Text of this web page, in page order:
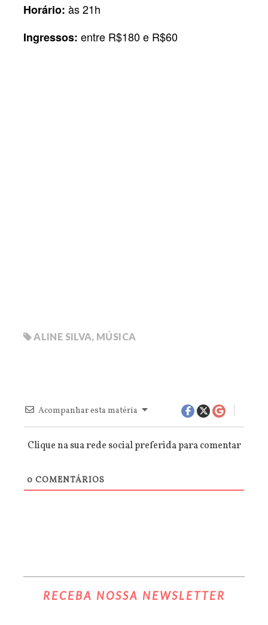
Horário: às 21h
Ingressos: entre R$180 e R$60
ALINE SILVA, MÚSICA
Acompanhar esta matéria
Clique na sua rede social preferida para comentar
0 COMENTÁRIOS
RECEBA NOSSA NEWSLETTER